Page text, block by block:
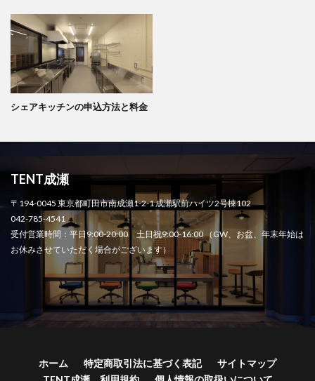
シェアキッチンの申込方法と料金
TENT成瀬
〒194-0045 東京都町田市南成瀬1-2-1 成瀬駅前ハイツ2号棟102
042-785-4541
受付営業時間：平日9:00-20:00 土日祝9:00-16:00 （GW、お盆、年末年始は
お休みさせていただく場合がございます）
ホーム 特定商取引法に基づく表記
サイトマップ